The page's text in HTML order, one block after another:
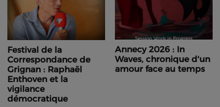
Festival de la
Correspondance de
Grignan : Raphaël
Enthoven et la
vigilance
démocratique
Annecy 2026 : In
Waves, chronique d'un
amour face au temps